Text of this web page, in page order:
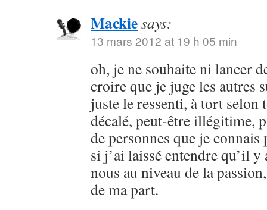
Mackiesays:
13 mars 2012 at 19 h 05 min
oh, je ne souhaite ni lancer
croire que je juge les autres
juste le ressenti, à tort selon
décalé, peut-être illégitime,
de personnes que je
si j’ai laissé entendre qu’il
nous au niveau de la
de ma part.